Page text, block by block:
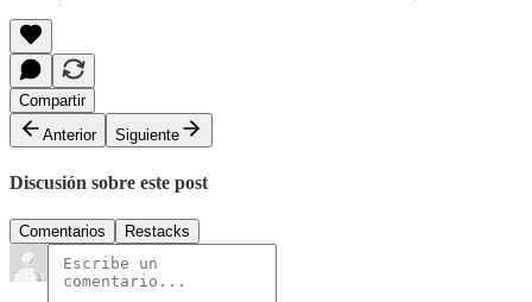
Compartir
Anterior
Siguiente
Discusión sobre este post
Comentarios Restacks